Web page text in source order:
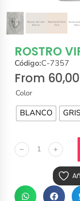
ROSTRO
Código:C-7357
From 60,00
Color
BLANCO
﹣ ﹢